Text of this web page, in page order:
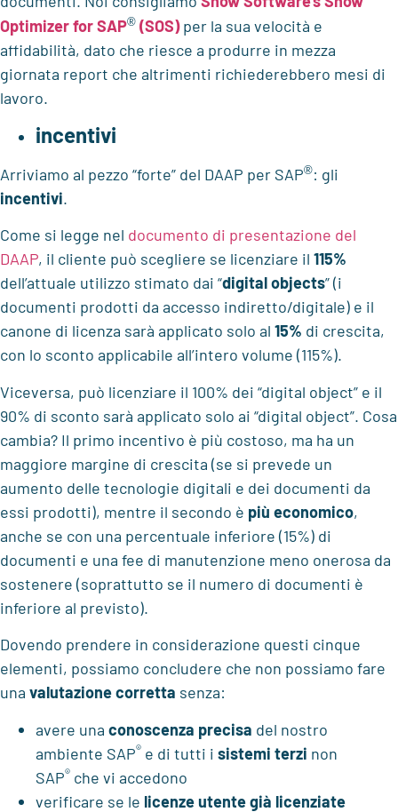
Optimizer for SAP® (SOS)per la sua velocità e
affidabilità, dato che riesce a produrre in mezza
giornata report che altrimenti richiederebbero mesi di
lavoro.
incentivi
Arriviamo al pezzo “forte” del DAAP per SAP®: gli
incentivi.
Come si legge nel documento di presentazione del
DAAP, il cliente può scegliere se licenziare il 115%
dell’attuale utilizzo stimato dai “digital objects” (i
documenti prodotti da accesso indiretto/digitale) e il
canone di licenza sarà applicato solo al 15% di crescita,
con lo sconto applicabile all’intero volume (115%).
Viceversa, può licenziare il 100% dei “digital object” e il
90% di sconto sarà applicato solo ai “digital object”. Cosa
cambia? Il primo incentivo è più costoso, ma ha un
maggiore margine di crescita (se si prevede un
aumento delle tecnologie digitali e dei documenti da
essi prodotti), mentre il secondo è più economico,
anche se con una percentuale inferiore (15%) di
documenti e una fee di manutenzione meno onerosa da
sostenere (soprattutto se il numero di documenti è
inferiore al previsto).
Dovendo prendere in considerazione questi cinque
elementi, possiamo concludere che non possiamo fare
una valutazione corretta senza:
avere una conoscenza precisa del nostro
ambiente SAP® e di tutti i sistemi terzi non
SAP® che vi accedono
verificare se le licenze utente già licenziate